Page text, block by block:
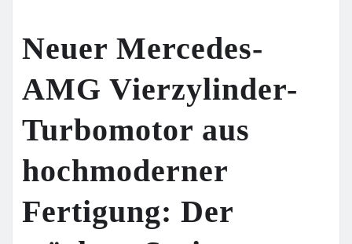
Neuer Mercedes-
AMG Vierzylinder-
Turbomotor aus
hochmoderner
Fertigung: Der